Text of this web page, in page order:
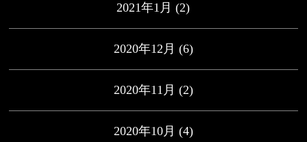
2021年1月 (2)
2020年12月 (6)
2020年11月 (2)
2020年10月 (4)